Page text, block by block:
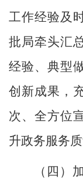
工作经验及
批局牵头汇
经验、典型
创新成果，
次、全方位
升政务服务质
（四）